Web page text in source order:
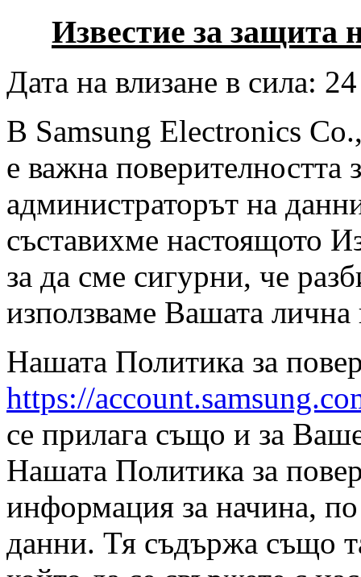
Известие за защита
Дата на влизане в сила:
В Samsung Electronics
е важна поверителността
администраторът на
съставихме настоящото
за да сме сигурни, че
използваме Вашата
Нашата Политика за
https://
се прилага също и за
Нашата Политика за
информация за начина,
данни. Тя съдържа също